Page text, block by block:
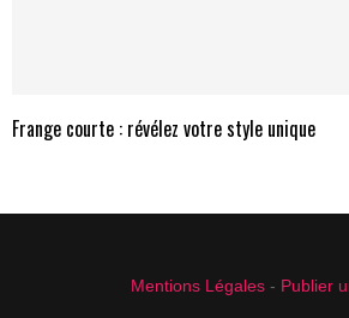
Frange courte : révélez votre style unique
Mentions Légales- Publier